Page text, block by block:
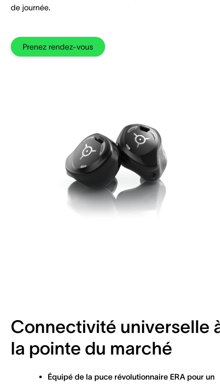
de journée.
Prenez rendez-vous
Connectivité universelle
la pointe du marché
Équipé de la puce révolutionnaire ERA pour un